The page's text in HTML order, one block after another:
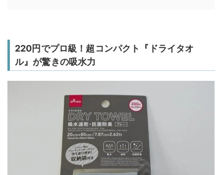
220円でプロ級！超コンパクト『ドライタオ
ル』が驚きの吸水力